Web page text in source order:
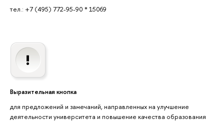
тел.: +7 (495) 772-95-90 * 15069
Выразительная кнопка
для предложений и замечаний, направленных на улучшение
деятельности университета и повышение качества образования